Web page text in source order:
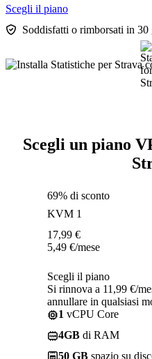
Scegli il piano
Soddisfatti o rimborsati in 30
Scegli un piano
69% di sconto
KVM 1
17,99 €
5,49 €/mese
Scegli il piano
Si rinnova a 11,99 €/
annullare in qualsiasi
1 vCPU Core
4GB di RAM
50 GB spazio su